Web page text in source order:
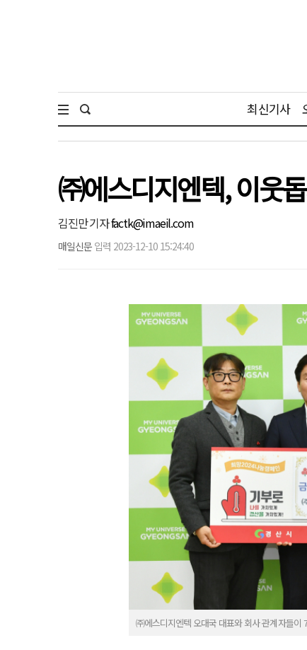
최신기사
㈜에스디지엔텍, 이웃
김진만 기자factk@imaeil.com
매일신문 입력 2023-12-10 15:24:40
㈜에스디지엔텍 오대국 대표와 회사 관계자들이